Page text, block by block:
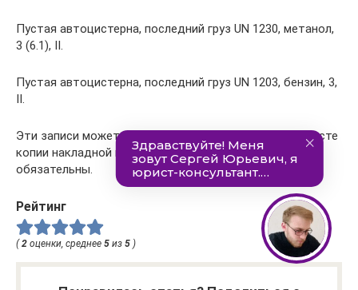
Пустая автоцистерна, последний груз UN 1230, метанол,
3 (6.1), II.
Пустая автоцистерна, последний груз UN 1203, бензин, 3,
II.
Эти записи может сделать сам водитель в любом месте
копии накладной последнего груза. Эти записи
обязательны.
Рейтинг
( 2 оценки, среднее 5 из 5 )